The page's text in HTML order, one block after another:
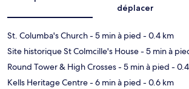
déplacer
St. Columba's Church- 5 min à pied - 0.4 km
Site historique St Colmcille's House- 5 min à
Round Tower & High Crosses- 5 min à pied -
Kells Heritage Centre- 6 min à pied - 0.6 km